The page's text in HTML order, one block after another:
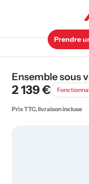
Prendre
Ensemble sous
2 139 €
Prix TTC, livraison incluse